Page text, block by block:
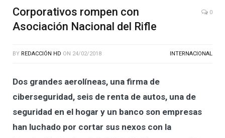
Corporativos rompen con
Asociación Nacional del Rifle
0
BY REDACCIÓN HD ON 24/02/2018 INTERNACIONAL
Dos grandes aerolíneas, una firma de
ciberseguridad, seis de renta de autos, una de
seguridad en el hogar y un banco son empresas
han luchado por cortar sus nexos con la